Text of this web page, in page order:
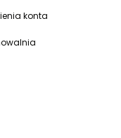
konta